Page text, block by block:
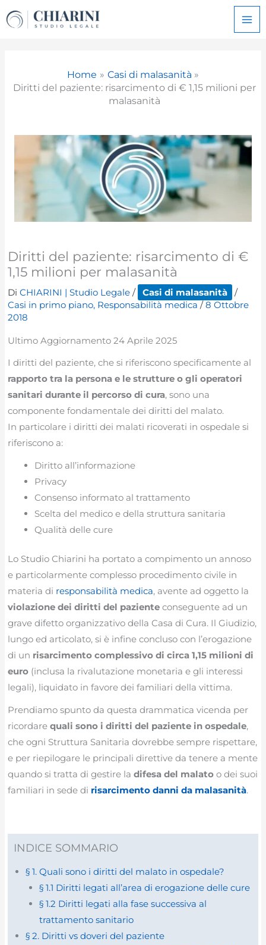
al
Home
Casi di malasanità
Diritti del paziente: risarcimento di € 1,15 milioni per
malasanità
Diritti del paziente: risarcimento di €
1,15 milioni per malasanità
DiCHIARINI | Studio Legale/ Casi di malasanità
/
Casi in primo piano, Responsabilità medica /8 Ottobre
2018
Ultimo Aggiornamento 24 Aprile 2025
I diritti del paziente, che si riferiscono specificamente al
rapporto tra la persona e le strutture o gli operatori
sanitari durante il percorso di cura, sono una
componente fondamentale dei diritti del malato.
In particolare i diritti dei malati ricoverati in ospedale si
riferiscono a:
Diritto all’informazione
Privacy
Consenso informato al trattamento
Scelta del medico e della struttura sanitaria
Qualità delle cure
Lo Studio Chiarini ha portato a compimento un annoso
e particolarmente complesso procedimento civile in
materia di responsabilità medica, avente ad oggetto la
violazione dei diritti del pazienteconseguente ad un
grave difetto organizzativo della Casa di Cura. Il Giudizio,
lungo ed articolato, si è infine concluso con l’erogazione
di un risarcimento complessivo di circa 1,15 milioni di
euro (inclusa la rivalutazione monetaria e gli interessi
legali), liquidato in favore dei familiari della vittima.
Prendiamo spunto da questa drammatica vicenda per
ricordarequali sono i diritti del paziente in ospedale,
che ogni Struttura Sanitaria dovrebbe sempre rispettare,
e per riepilogare le principali direttive da tenere a mente
quando si tratta di gestire ladifesa del malato o dei suoi
familiari in sede di risarcimento danni da malasanità.
INDICE SOMMARIO
§ 1. Quali sono i diritti del malato in ospedale?
§ 1.1 Diritti legati all’area di erogazione delle cure
§ 1.2 Diritti legati alla fase successiva al
trattamento sanitario
§ 2. Diritti vs doveri del paziente